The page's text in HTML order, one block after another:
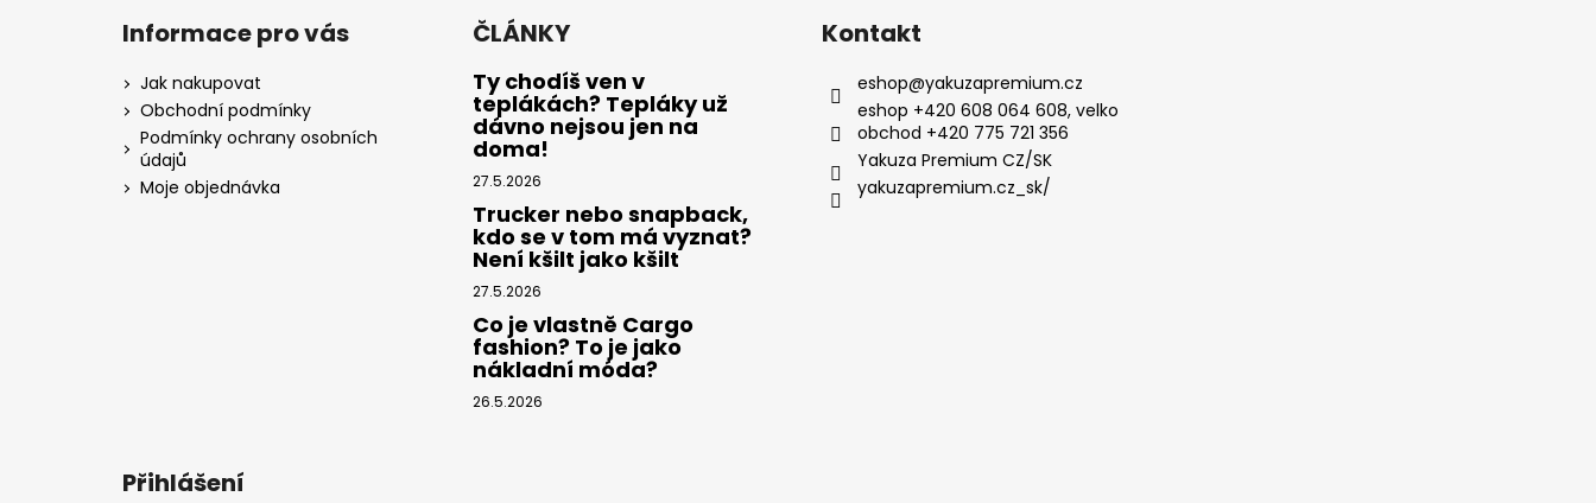
Informace pro vás
Jak nakupovat
Obchodní podmínky
Podmínky ochrany osobních
údajů
Moje objednávka
ČLÁNKY
Ty chodíš ven v
teplákách? Tepláky už
dávno nejsou jen na
doma!
27.5.2026
Trucker nebo snapback,
kdo se v tom má vyznat?
Není kšilt jako kšilt
27.5.2026
Co je vlastně Cargo
fashion? To je jako
nákladní móda?
26.5.2026
Kontakt
eshop@yakuzapremium.cz
eshop +420 608 064 608, velko
obchod +420 775 721 356
Yakuza Premium CZ/SK
yakuzapremium.cz_sk/
Přihlášení